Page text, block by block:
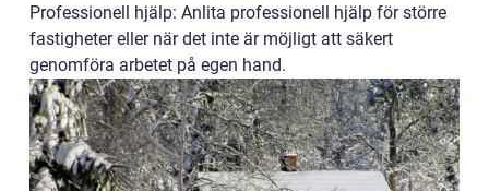
Professionell hjälp: Anlita professionell hjälp för större
fastigheter eller när det inte är möjligt att säkert
genomföra arbetet på egen hand.